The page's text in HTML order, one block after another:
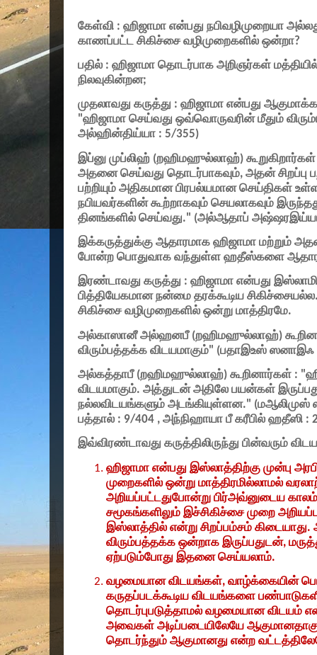
கேள்வி : ஹிஜாமா என்பது நபிவழிமுறையா
காணப்பட்ட சிகிச்சை வழிமுறைகளில் ஒன்றா?
பதில் : ஹிஜாமா தொடர்பாக அறிஞர்கள்
நிலவுகின்றன;
முதலாவது கருத்து : ஹிஜாமா என்பது
"ஹிஜாமா செய்வது ஒவ்வொருவரின் மீதும்
அல்ஹின்திய்யா : 5/355)
இப்னு முப்லிஹ் (றஹிமஹுல்லாஹ்)
அதனை செய்வது தொடர்பாகவும், அதன் சிறப்பு
பற்றியும் அதிகமான பிரபல்யமான செய்திகள்
நபியவர்களின் கூற்றாகவும் செயலாகவும்
தினங்களில் செய்வது." (அல்ஆதாப்
இக்கருத்துக்கு ஆதாரமாக ஹிஜாமா மற்றும்
போன்ற பொதுவாக வந்துள்ள ஹதீஸ்களை
இரண்டாவது கருத்து : ஹிஜாமா என்பது
பித்தியேகமான நன்மை தரக்கூடிய
சிகிச்சை வழிமுறைகளில் ஒன்று மாத்திரமே.
அல்காஸானீ அல்ஹனபீ (றஹிமஹுல்லாஹ்)
விரும்பத்தக்க விடயமாகும்" (பதாஇஉஸ் ஸனாஇஃ
அல்கத்தாபீ (றஹிமஹுல்லாஹ்) கூறினார்கள் : "
விடயமாகும். அத்துடன் அதிலே பயன்கள்
நல்லவிடயங்களும் அடங்கியுள்ளன." (
பத்தால் : 9/404 , அந்நிஹாயா பீ கரீபில் ஹதீஸி :
இவ்விரண்டாவது கருத்திலிருந்து பின்வரும்
ஹிஜாமா என்பது இஸ்லாத்திற்கு முன்பு
முறைகளில் ஒன்று மாத்திரமில்லாமல்
அறியப்பட்டதுபோன்று பிர்அவ்னுடைய
சமூகங்களிலும் இச்சிகிச்சை முறை
இஸ்லாத்தில் என்று சிறப்பம்சம்
விரும்பத்தக்க ஒன்றாக இருப்பதுடன்,
ஏற்படும்போது இதனை செய்யலாம்.
வழமையான விடயங்கள், வாழ்க்கையின்
கருதப்படக்கூடிய விடயங்களை
தொடர்புபடுத்தாமல் வழமையான விடயம்
அவைகள் அடிப்படையிலேயே
தொடர்ந்தும் ஆகுமானது என்ற